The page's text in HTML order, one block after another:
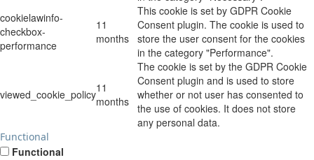
cookielawinfo-
checkbox-
performance
11
months
This cookie is set by GDPR Cookie
Consent plugin. The cookie is used to
store the user consent for the cookies
in the category "Performance".
viewed_cookie_policy11
months
The cookie is set by the GDPR Cookie
Consent plugin and is used to store
whether or not user has consented to
the use of cookies. It does not store
any personal data.
Functional
Functional